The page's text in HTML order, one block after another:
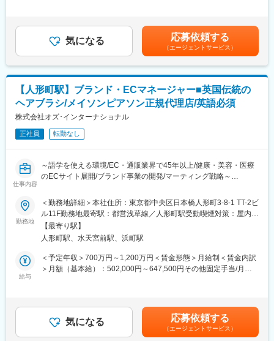
能力を最大限発揮してくださるのであれば、それに見合う対価を
お支払いすることは“当たり前”という考えのもと当社はあなたをお
迎えしたいと考えています。
変更の範囲：会社の定める業務
・予算策定、決算業務の統括、損益分析と収益改善のための対策
統括管理
・採用計画の策定、人事評価制度の運用・改善、組織設計
・社員教育に関する企画立案と実行、管理本部メンバーの育成
・労働法・会社法等に関する法務業務、契約書のリーガルチェッ
ク
・コンプライアンス・ガバナンス体制の整備・運用
・各役所等への訪問対応（社用車での移動をお願いする場合があ
ります）
■入社後の流れ：
ため、経理領域を中心に実務やフローを理解いただきます。その
後、経理・財務にとどまらず、人事・法務・コンプライアンス等
を含めた管理本部全体を指揮し、中長期視点での管理体制の構築
と運営をお任せします。
■組織構成：
◇経理担当：5名(30代2名、40代2名、50代1名)
■事業・企業の特徴：
当社は、高品質かつ低価格な輸入タイヤを豊富に取り扱う通販事
業績・評価等を考慮し決定※賃金は2年目以降、600万円の場合
（月額,375,000円×16ヶ月、賞与2ヶ月×2回）賃金はあくまでも目
安の金額であり、選考を通じて上下する可能性があります。月給
(月額)は固定手当を含めた表記です。
気になる 応募依頼する
（エージェントサービス）
【人形町駅】ブランド・ECマネージャー■英国伝統の
ヘアブラシ/メイソンピアソン正規代理店/英語必須
株式会社オズ･インターナショナル
正社員 転勤なし
仕事内容
～語学を使える環境/EC・通販業界で45年以上/健康・美容・医療
のECサイト展開/ブランド事業の開発/マーティング戦略～
■求人概要：
弊社はメイソンピアソンという英国伝統のハンドメイドヘアブラ
シの正規代理店の役割を担っており、それに基づくブランド事業
の開発、およびマーケティング戦略をお任せするマネージャーポ
ジションの募集となります。
■具体的には：
ドの輸入代理店業務、およびECサイトでの直販を軸とする部署の
予実管理・売上責任
・百貨店等や問屋、取り扱い店舗との販促企画の立案及び実行な
勤務地
＜勤務地詳細＞本社住所：東京都中央区日本橋人形町3-8-1 TT-2ビ
ル11F勤務地最寄駅：都営浅草線／人形町駅受動喫煙対策：屋内全
面禁煙変更の範囲：会社の定める事業所
【最寄り駅】
人形町駅、水天宮前駅、浜町駅
給与
＜予定年収＞700万円～1,200万円＜賃金形態＞月給制＜賃金内訳
＞月額（基本給）：502,000円～647,500円その他固定手当/月：
評価によって決されます）■賞与：有（定期賞与：年2回/6月・12
月）（業績賞与：2月決算賞与）年収例：入社3年半/40代女性/930
万円（入社時 860万円）賃金はあくまでも目安の金額であり、
気になる 応募依頼する
（エージェントサービス）